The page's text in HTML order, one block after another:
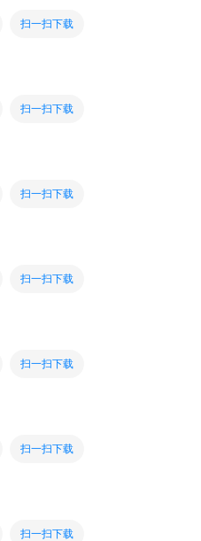
扫一扫下载
扫一扫下载
扫一扫下载
扫一扫下载
扫一扫下载
扫一扫下载
扫一扫下载